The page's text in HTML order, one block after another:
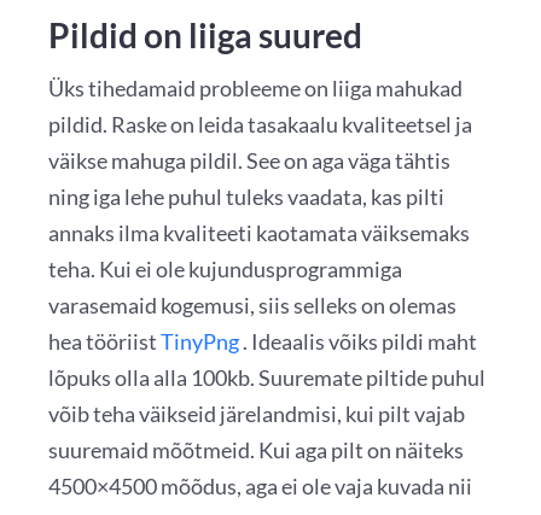
Pildid on liiga suured
Üks tihedamaid probleeme on liiga mahukad
pildid. Raske on leida tasakaalu kvaliteetsel ja
väikse mahuga pildil. See on aga väga tähtis
ning iga lehe puhul tuleks vaadata, kas pilti
annaks ilma kvaliteeti kaotamata väiksemaks
teha. Kui ei ole kujundusprogrammiga
varasemaid kogemusi, siis selleks on olemas
hea tööriistTinyPng. Ideaalis võiks pildi maht
lõpuks olla alla 100kb. Suuremate piltide puhul
võib teha väikseid järelandmisi, kui pilt vajab
suuremaid mõõtmeid. Kui aga pilt on näiteks
4500×4500 mõõdus, aga ei ole vaja kuvada nii